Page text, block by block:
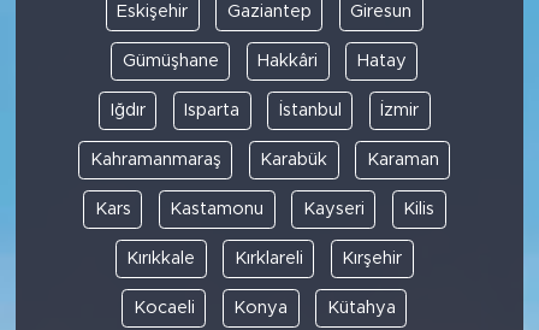
Eskişehir Gaziantep Giresun
Gümüşhane Hakkâri Hatay
Iğdır Isparta İstanbul İzmir
Kahramanmaraş Karabük Karaman
Kars Kastamonu Kayseri Kilis
Kırıkkale Kırklareli Kırşehir
Kocaeli Konya Kütahya